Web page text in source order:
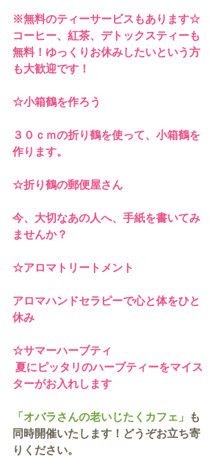
※無料のティーサービスもあります☆
コーヒー、紅茶、デトックスティーも
無料！ゆっくりお休みしたいという方
も大歓迎です！
☆小箱鶴を作ろう
３０ｃｍの折り鶴を使って、小箱鶴を
作ります。
☆折り鶴の郵便屋さん
今、大切なあの人へ、手紙を書いてみ
ませんか？
☆アロマトリートメント
アロマハンドセラピーで心と体をひと
休み
☆サマーハーブティ
ターがお入れします
「オバラさんの老いじたくカフェ 」 も
同時開催いたします！どうぞお立ち寄
りください。